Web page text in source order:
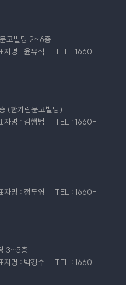
고빌딩 2~6층
자명 : 윤유석
TEL : 1660-
(한가람문고빌딩)
자명 : 김행범
TEL : 1660-
자명 : 정두영
TEL : 1660-
3~5층
자명 : 박경수
TEL : 1660-